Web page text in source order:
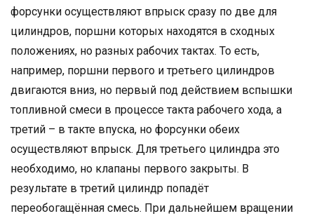
форсунки осуществляют впрыск сразу по две для
цилиндров, поршни которых находятся в сходных
положениях, но разных рабочих тактах. То есть,
например, поршни первого и третьего цилиндров
двигаются вниз, но первый под действием вспышки
топливной смеси в процессе такта рабочего хода, а
третий – в такте впуска, но форсунки обеих
осуществляют впрыск. Для третьего цилиндра это
необходимо, но клапаны первого закрыты. В
результате в третий цилиндр попадёт
переобогащённая смесь. При дальнейшем вращении